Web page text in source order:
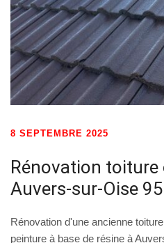
8 SEPTEMBRE 2025
Rénovation toiture
Auvers-sur-Oise
Rénovation d'une ancienne
peinture à base de résine à